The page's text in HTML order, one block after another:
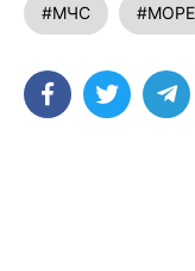
#МЧС #МОРЕ